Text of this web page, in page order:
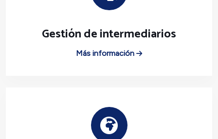
Gestión de intermediarios
Más información